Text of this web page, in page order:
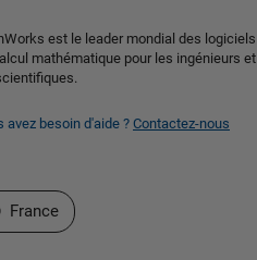
est le leader mondial des logiciels
mathématique pour les ingénieurs et
avez besoin d'aide ? Contactez-nous
un site web
France